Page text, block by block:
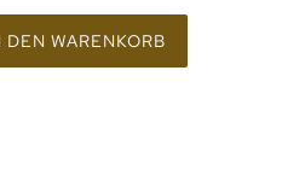
DEN WARENKORB